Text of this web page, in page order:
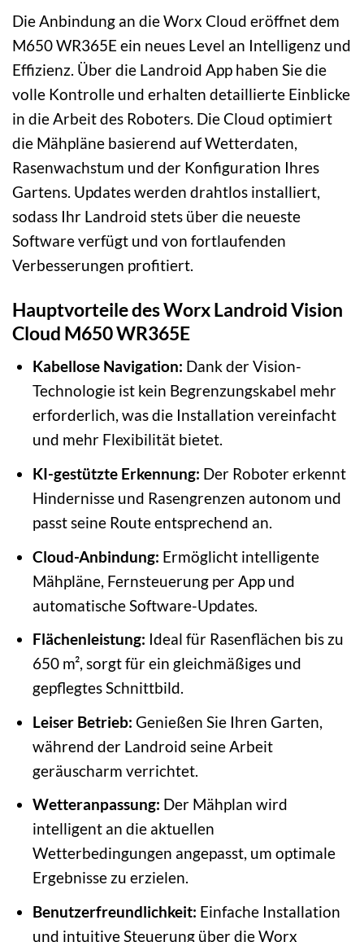
Die Anbindung an die Worx Cloud eröffnet dem
M650 WR365E ein neues Level an Intelligenz und
Effizienz. Über die Landroid App haben Sie die
volle Kontrolle und erhalten detaillierte Einblicke
in die Arbeit des Roboters. Die Cloud optimiert
die Mähpläne basierend auf Wetterdaten,
Rasenwachstum und der Konfiguration Ihres
Gartens. Updates werden drahtlos installiert,
sodass Ihr Landroid stets über die neueste
Software verfügt und von fortlaufenden
Verbesserungen profitiert.
Hauptvorteile des Worx Landroid Vision
Cloud M650 WR365E
Kabellose Navigation: Dank der Vision-
Technologie ist kein Begrenzungskabel mehr
erforderlich, was die Installation vereinfacht
und mehr Flexibilität bietet.
KI-gestützte Erkennung: Der Roboter erkennt
Hindernisse und Rasengrenzen autonom und
passt seine Route entsprechend an.
Cloud-Anbindung: Ermöglicht intelligente
Mähpläne, Fernsteuerung per App und
automatische Software-Updates.
Flächenleistung: Ideal für Rasenflächen bis zu
650 m², sorgt für ein gleichmäßiges und
gepflegtes Schnittbild.
Leiser Betrieb: Genießen Sie Ihren Garten,
während der Landroid seine Arbeit
geräuscharm verrichtet.
Wetteranpassung: Der Mähplan wird
intelligent an die aktuellen
Wetterbedingungen angepasst, um optimale
Ergebnisse zu erzielen.
Benutzerfreundlichkeit: Einfache Installation
und intuitive Steuerung über die Worx